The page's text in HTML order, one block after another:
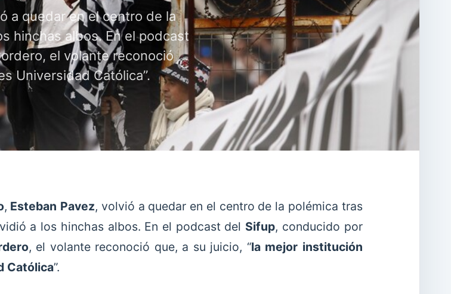
a quedar en el centro de la
hinchas albos. En el podcast
el volante reconoció
Universidad Católica”.
, Esteban Pavez, volvió a quedar en el centro de la polémica tras
a los hinchas albos. En el podcast del Sifup, conducido por
, el volante reconoció que, a su juicio, “la mejor institución
Católica”.